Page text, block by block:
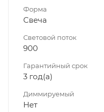
Форма
Свеча
Световой поток
900
Гарантийный срок
3 год(а)
Диммируeмый
Нет